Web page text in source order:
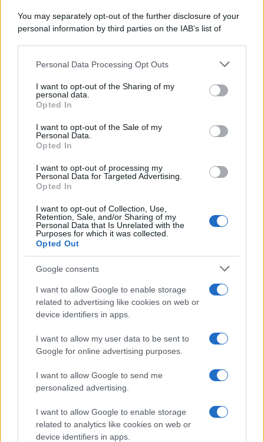
You may separately opt-out of the further disclosure of your
personal information by third parties on the IAB’s list of
This information may also be disclosed by us to third parties
disclose it to other third parties.
Please note that this website/app uses one or more Google
services and may gather and store information including but
not limited to your visit or usage behaviour. You may click to
grant or deny consent to Google and its third-party tags to
consent section.
Personal Data Processing Opt Outs
I want to opt-out of the Sharing of my
personal data.
Opted In
I want to opt-out of the Sale of my
Personal Data.
Opted In
I want to opt-out of processing my
Personal Data for Targeted Advertising.
Opted In
I want to opt-out of Collection, Use,
Retention, Sale, and/or Sharing of my
Personal Data that Is Unrelated with the
Purposes for which it was collected.
Opted Out
Google consents
I want to allow Google to enable storage
related to advertising like cookies on web or
device identifiers in apps.
I want to allow my user data to be sent to
Google for online advertising purposes.
I want to allow Google to send me
personalized advertising.
I want to allow Google to enable storage
related to analytics like cookies on web or
device identifiers in apps.